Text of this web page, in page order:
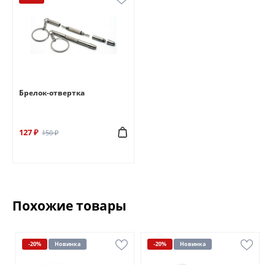
Брелок-отвертка
127 ₽ 150 ₽
Похожие товары
-20% Новинка -20% Новинка